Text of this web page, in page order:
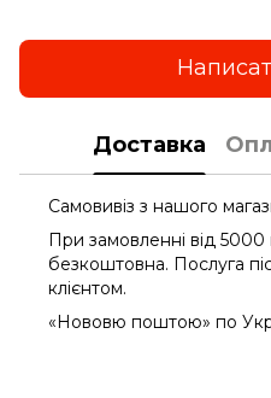
Доставка
Самовивіз з нашого
При замовленні від 5000
безкоштовна. Послуга
клієнтом.
«Нововю поштою» по